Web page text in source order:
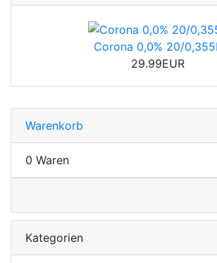
Corona 0,0% 20/
29.99EUR
Warenkorb
0 Waren
Kategorien